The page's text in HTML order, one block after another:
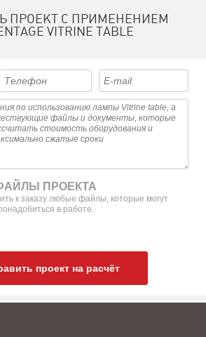
ПРОЕКТ С ПРИМЕНЕНИЕМ
VITRINE TABLE
ПРОЕКТА
к заказу любые файлы, которые могут
в работе.
проект на расчёт